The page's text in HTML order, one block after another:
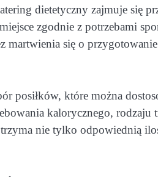
dietetyczny zajmuje się
zgodnie z potrzebami
martwienia się o
posiłków, które można
kalorycznego,
nie tylko odpowiednią